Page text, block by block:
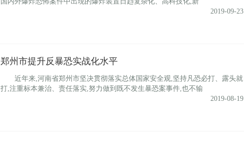
2019-09-23
郑州市提升反暴恐实战化水平
近年来,河南省郑州市坚决贯彻落实总体国家安全观,坚持凡恐必打、露头就
打,注重标本兼治、责任落实,努力做到既不发生暴恐案事件,也不输
2019-08-19